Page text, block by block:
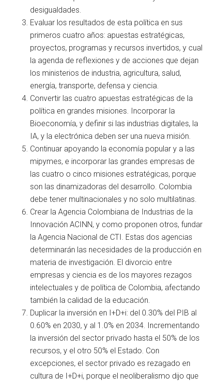
desigualdades.
Evaluar los resultados de esta política en sus
primeros cuatro años: apuestas estratégicas,
proyectos, programas y recursos invertidos, y cual
la agenda de reflexiones y de acciones que dejan
los ministerios de industria, agricultura, salud,
energía, transporte, defensa y ciencia.
Convertir las cuatro apuestas estratégicas de la
política en grandes misiones. Incorporar la
Bioeconomía, y definir si las industrias digitales, la
IA, y la electrónica deben ser una nueva misión.
Continuar apoyando la economía popular y a las
mipymes, e incorporar las grandes empresas de
las cuatro o cinco misiones estratégicas, porque
son las dinamizadoras del desarrollo. Colombia
debe tener multinacionales y no solo multilatinas.
Crear la Agencia Colombiana de Industrias de la
Innovación ACINN, y como proponen otros, fundar
la Agencia Nacional de CTI. Estas dos agencias
determinarán las necesidades de la producción en
materia de investigación. El divorcio entre
empresas y ciencia es de los mayores rezagos
intelectuales y de política de Colombia, afectando
también la calidad de la educación.
Duplicar la inversión en I+D+i: del 0.30% del PIB al
0.60% en 2030, y al 1.0% en 2034. Incrementando
la inversión del sector privado hasta el 50% de los
recursos, y el otro 50% el Estado. Con
excepciones, el sector privado es rezagado en
cultura de I+D+i, porque el neoliberalismo dijo que